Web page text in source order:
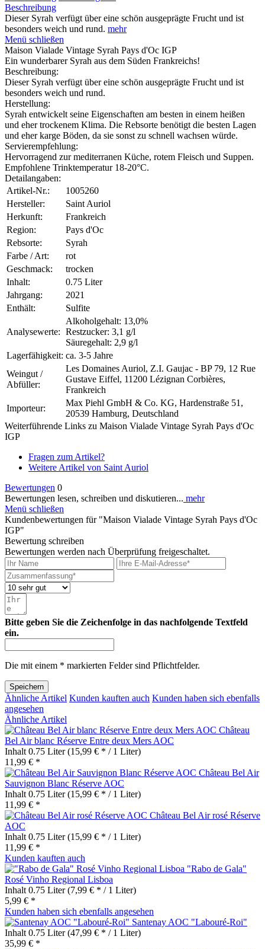
Beschreibung
Dieser Syrah verfügt über eine schön ausgeprägte Frucht und ist
besonders weich und rund. mehr
Menü schließen
Maison Vialade Vintage Syrah Pays d'Oc IGP
Ein wunderbarer Syrah aus dem Süden Frankreichs!
Beschreibung:
Dieser Syrah verfügt über eine schön ausgeprägte Frucht und ist
besonders weich und rund.
Herstellung:
Syrah entwickelt seine Eigenschaften am besten in einem heißen
und eher trockenem Klima. Die Rebsorte benötigt die besten Lagen
und eher karge Böden, da sie sonst zu schnell wachsen würde.
Servierempfehlung:
Hervorragend zur mediterranen Küche, rotem Fleisch und Suppen.
Empfohlene Trinktemperatur 18-20°C.
Detailangaben:
Artikel-Nr.:
1005260
Hersteller:
Saint Auriol
Herkunft:
Frankreich
Region:
Pays d'Oc
Rebsorte:
Syrah
Farbe / Art:
rot
Geschmack:
trocken
Inhalt:
0.75 Liter
Jahrgang:
2021
Enthält:
Sulfite
Analysewerte:
Alkoholgehalt: 13,0%
Restzucker: 3,1 g/l
Säuregehalt: 2,9 g/l
Lagerfähigkeit: ca. 3-5 Jahre
Weingut /
Abfüller:
Les Domaines Auriol, Z.I. Gaujac - BP 79, 12 Rue
Gustave Eiffel, 11200 Lézignan Corbières,
Frankreich
Importeur:
Max Piehl GmbH & Co. KG, Hardenstraße 51,
20539 Hamburg, Deutschland
Weiterführende Links zu Maison Vialade Vintage Syrah Pays d'Oc
IGP
Fragen zum Artikel?
Weitere Artikel von Saint Auriol
Bewertungen 0
Bewertungen lesen, schreiben und diskutieren... mehr
Menü schließen
Kundenbewertungen für "Maison Vialade Vintage Syrah Pays d'Oc
IGP"
Bewertung schreiben
Bewertungen werden nach Überprüfung freigeschaltet.
Bitte geben Sie die Zeichenfolge in das nachfolgende Textfeld
ein.
Die mit einem * markierten Felder sind Pflichtfelder.
Speichern
Ähnliche Artikel Kunden kauften auch Kunden haben sich ebenfalls
angesehen
Ähnliche Artikel
Château
Bel Air blanc Réserve Entre deux Mers AOC
Inhalt 0.75 Liter(15,99 € * / 1 Liter)
11,99 € *
Château Bel Air
Sauvignon Blanc Réserve AOC
Inhalt 0.75 Liter(15,99 € * / 1 Liter)
11,99 € *
Château Bel Air rosé Réserve
AOC
Inhalt 0.75 Liter(15,99 € * / 1 Liter)
11,99 € *
Kunden kauften auch
"Rabo de Gala"
Rosé Vinho Regional Lisboa
Inhalt 0.75 Liter(7,99 € * / 1 Liter)
5,99 € *
Kunden haben sich ebenfalls angesehen
Santenay AOC "Labouré-Roi"
Inhalt 0.75 Liter(47,99 € * / 1 Liter)
35,99 € *